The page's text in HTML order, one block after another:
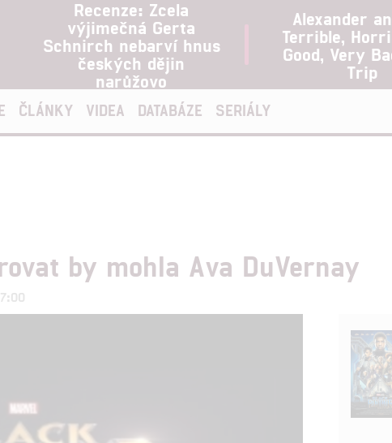
Recenze: Zcela
výjimečná Gerta
Schnirch nebarví hnus
českých dějin
narůžovo
Alexander
Terrible,
Good, Very
Trip
ČLÁNKY VIDEA DATABÁZE SERIÁLY
by mohla Ava DuVernay